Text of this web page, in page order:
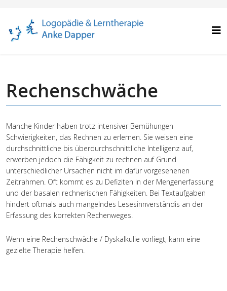
Rechenschwäche
Manche Kinder haben trotz intensiver Bemühungen
Schwierigkeiten, das Rechnen zu erlernen. Sie weisen eine
durchschnittliche bis überdurchschnittliche Intelligenz auf,
erwerben jedoch die Fähigkeit zu rechnen auf Grund
unterschiedlicher Ursachen nicht im dafür vorgesehenen
Zeitrahmen. Oft kommt es zu Defiziten in der Mengenerfassung
und der basalen rechnerischen Fähigkeiten. Bei Textaufgaben
hindert oftmals auch mangelndes Lesesinnverständis an der
Erfassung des korrekten Rechenweges.
Wenn eine Rechenschwäche / Dyskalkulie vorliegt, kann eine
gezielte Therapie helfen.